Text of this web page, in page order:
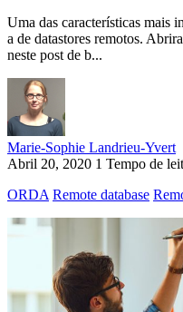
Uma das características mais
a de datastores remotos.
neste post de b...
Marie-Sophie Landrieu-Yvert
Abril 20, 2020 1 Tempo de
ORDA Remote database